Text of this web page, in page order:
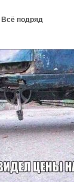
Всё подряд